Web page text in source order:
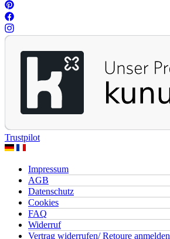
Trustpilot
Impressum
AGB
Datenschutz
Cookies
FAQ
Widerruf
Vertrag widerrufen/ Retoure anmelden